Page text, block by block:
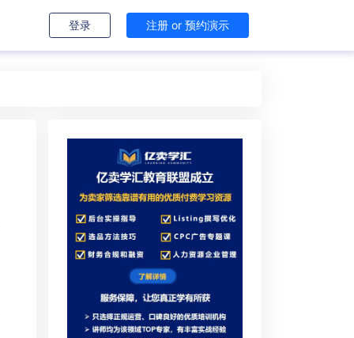
登录 注册 or 预约演示